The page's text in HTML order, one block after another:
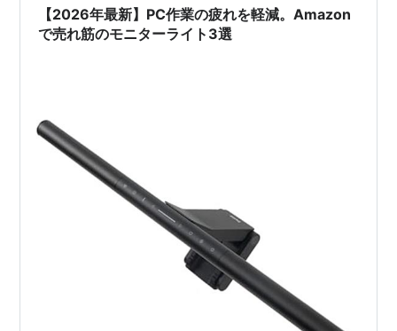
せん。 「光」の質が、あなたのパフォーマンスを下げて
いる可能性があります…
【2026年最新】PC作業の疲れを軽減。Amazon
で売れ筋のモニターライト3選